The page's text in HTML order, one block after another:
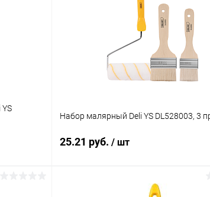
К сравнению
В наличии
Набор малярный Deli YS DL528003, 3
25.21 руб. / шт
В корзину